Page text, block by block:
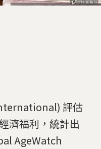
評估
濟福利，統計出
AgeWatch